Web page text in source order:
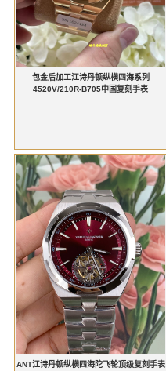
包金后加工江诗丹顿纵横四海系列
4520V/210R-B705中国复刻手表
ANT江诗丹顿纵横四海陀飞轮顶级复刻手表